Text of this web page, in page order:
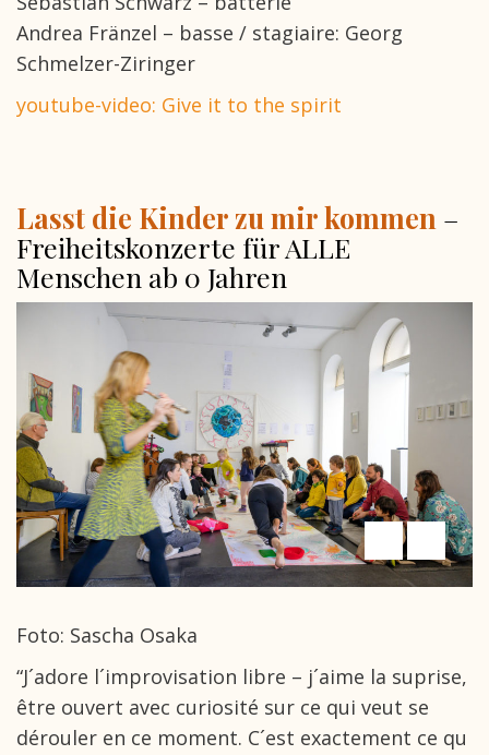
Andrea Fränzel – basse / stagiaire: Georg
Schmelzer-Ziringer
youtube-video: Give it to the spirit
Lasst die Kinder zu mir kommen –
Freiheitskonzerte für ALLE
Menschen ab 0 Jahren
Foto: Sascha Osaka
“J´adore l´improvisation libre – j´aime la suprise,
être ouvert avec curiosité sur ce qui veut se
dérouler en ce moment. C´est exactement ce qu